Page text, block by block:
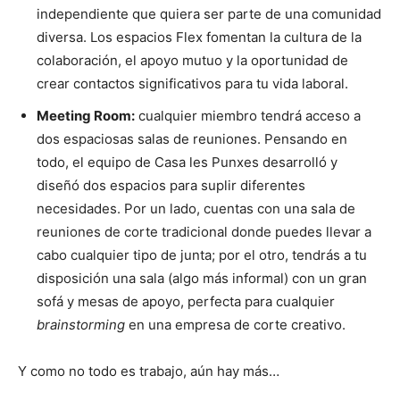
independiente que quiera ser parte de una comunidad
diversa. Los espacios Flex fomentan la cultura de la
colaboración, el apoyo mutuo y la oportunidad de
crear contactos significativos para tu vida laboral.
Meeting Room: cualquier miembro tendrá acceso a
dos espaciosas salas de reuniones. Pensando en
todo, el equipo de Casa les Punxes desarrolló y
diseñó dos espacios para suplir diferentes
necesidades. Por un lado, cuentas con una sala de
reuniones de corte tradicional donde puedes llevar a
cabo cualquier tipo de junta; por el otro, tendrás a tu
disposición una sala (algo más informal) con un gran
sofá y mesas de apoyo, perfecta para cualquier
brainstorming en una empresa de corte creativo.
Y como no todo es trabajo, aún hay más…